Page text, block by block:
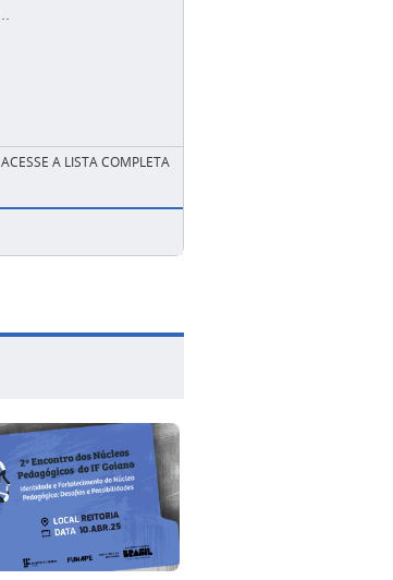
ACESSE A LISTA COMPLETA